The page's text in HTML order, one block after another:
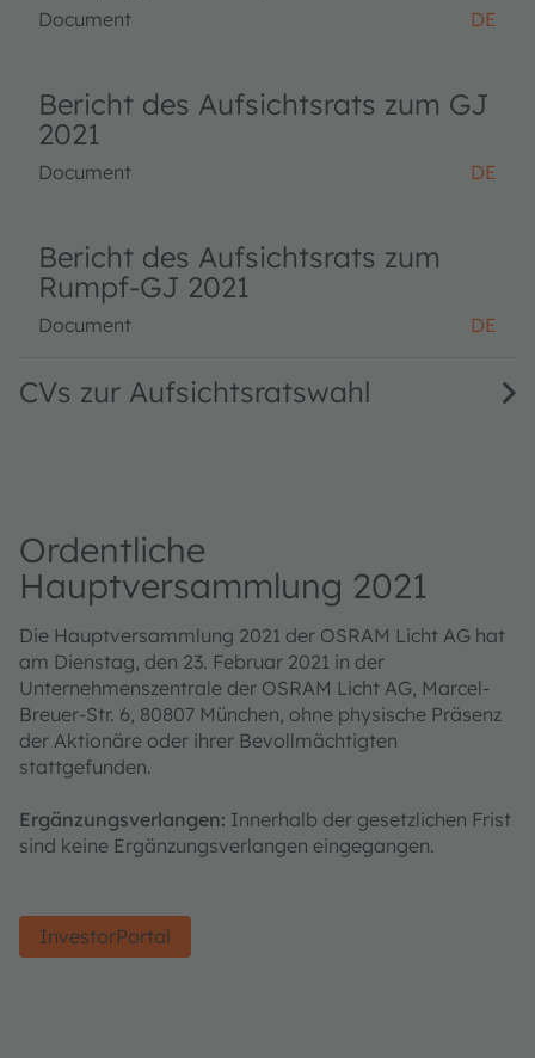
Document DE
Bericht des Aufsichtsrats zum GJ
2021
Document DE
Bericht des Aufsichtsrats zum
Rumpf-GJ 2021
Document DE
CVs zur Aufsichtsratswahl
Ordentliche
Hauptversammlung 2021
Die Hauptversammlung 2021 der OSRAM Licht AG hat
am Dienstag, den 23. Februar 2021 in der
Unternehmenszentrale der OSRAM Licht AG, Marcel-
Breuer-Str. 6, 80807 München, ohne physische Präsenz
der Aktionäre oder ihrer Bevollmächtigten
stattgefunden.
Ergänzungsverlangen: Innerhalb der gesetzlichen Frist
sind keine Ergänzungsverlangen eingegangen.
InvestorPortal